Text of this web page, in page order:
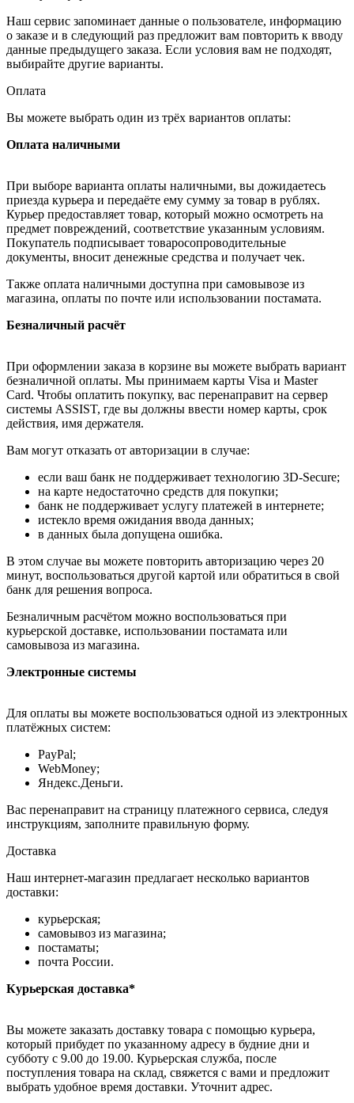
Наш сервис запоминает данные о пользователе, информацию
о заказе и в следующий раз предложит вам повторить к вводу
данные предыдущего заказа. Если условия вам не подходят,
выбирайте другие варианты.
Оплата
Вы можете выбрать один из трёх вариантов оплаты:
Оплата наличными
При выборе варианта оплаты наличными, вы дожидаетесь
приезда курьера и передаёте ему сумму за товар в рублях.
Курьер предоставляет товар, который можно осмотреть на
предмет повреждений, соответствие указанным условиям.
Покупатель подписывает товаросопроводительные
документы, вносит денежные средства и получает чек.
Также оплата наличными доступна при самовывозе из
магазина, оплаты по почте или использовании постамата.
Безналичный расчёт
При оформлении заказа в корзине вы можете выбрать вариант
безналичной оплаты. Мы принимаем карты Visa и Master
Card. Чтобы оплатить покупку, вас перенаправит на сервер
системы ASSIST, где вы должны ввести номер карты, срок
действия, имя держателя.
Вам могут отказать от авторизации в случае:
если ваш банк не поддерживает технологию 3D-Secure;
на карте недостаточно средств для покупки;
банк не поддерживает услугу платежей в интернете;
истекло время ожидания ввода данных;
в данных была допущена ошибка.
В этом случае вы можете повторить авторизацию через 20
минут, воспользоваться другой картой или обратиться в свой
банк для решения вопроса.
Безналичным расчётом можно воспользоваться при
курьерской доставке, использовании постамата или
самовывоза из магазина.
Электронные системы
Для оплаты вы можете воспользоваться одной из электронных
платёжных систем:
PayPal;
WebMoney;
Яндекс.Деньги.
Вас перенаправит на страницу платежного сервиса, следуя
инструкциям, заполните правильную форму.
Доставка
Наш интернет-магазин предлагает несколько вариантов
доставки:
курьерская;
самовывоз из магазина;
постаматы;
почта России.
Курьерская доставка*
Вы можете заказать доставку товара с помощью курьера,
который прибудет по указанному адресу в будние дни и
субботу с 9.00 до 19.00. Курьерская служба, после
поступления товара на склад, свяжется с вами и предложит
выбрать удобное время доставки. Уточнит адрес.